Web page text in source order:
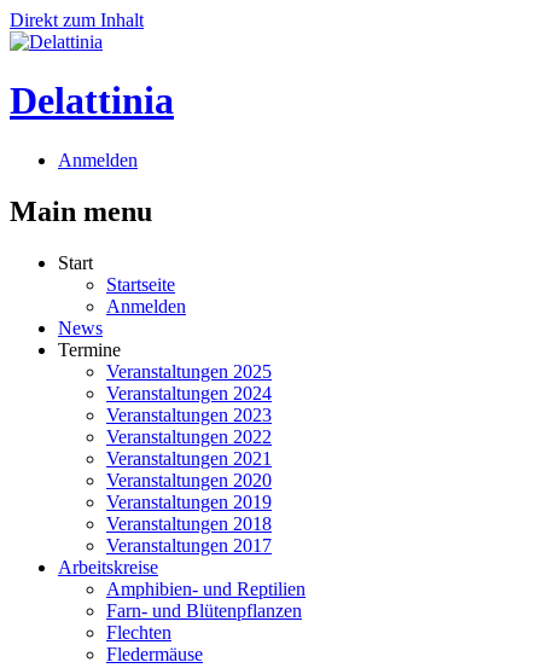
Direkt zum Inhalt
Delattinia
Anmelden
Main menu
Start
Startseite
Anmelden
News
Termine
Veranstaltungen 2025
Veranstaltungen 2024
Veranstaltungen 2023
Veranstaltungen 2022
Veranstaltungen 2021
Veranstaltungen 2020
Veranstaltungen 2019
Veranstaltungen 2018
Veranstaltungen 2017
Arbeitskreise
Amphibien- und Reptilien
Farn- und Blütenpflanzen
Flechten
Fledermäuse